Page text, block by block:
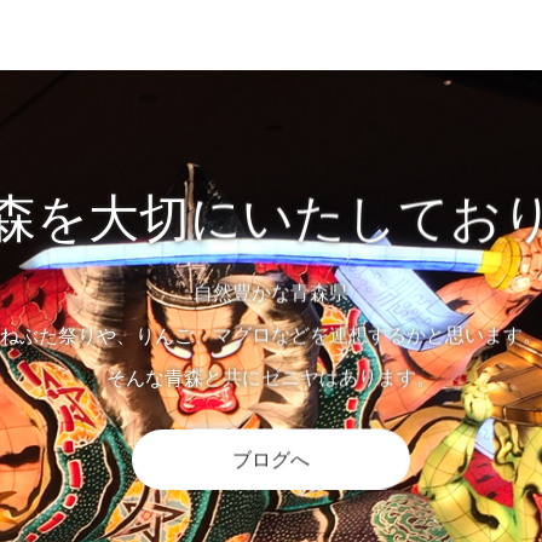
を大切にいたしてお
自然豊かな青森県
ねぶた祭りや、りんご、マグロなどを連想するかと思います。
そんな青森と共にゼニヤはあります。
ブログへ